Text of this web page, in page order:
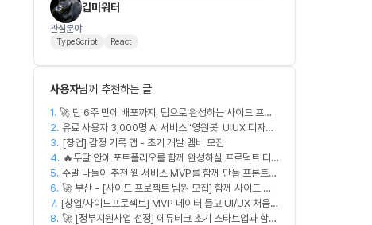
깁미워터
관심분야
TypeScript React
사용자님께 추천하는 글
1. 🚀 단 6주 만에 배포까지, 팀으로 완성하는 사이드 프로
젝트 [스위프 웹 15기] 🚀
2. 유료 사용자 3,000명 AI 서비스 '영원봇' UIUX 디자인
팀원 모집
3. [창업] 감정 기록 앱 - 초기 개발 멤버 모집
4. 🔥두달 안에 포트폴리오를 함께 완성하실 프로덕트 디
자이너를 찾습니다!🔥
5. 주말 나들이 추천 웹 서비스 MVP를 함께 만들 프론트엔
드/디자이너 모집합니다
6. 🚀 부산 - [사이드 프로젝트 팀원 모집] 함께 사이드 프
로젝트 진행할 팀원 모집합니다. 🚀
7. [창업/사이드프로젝트] MVP 데이터 들고 UI/UX 처음부
터 다시 짤 'PM 겸 프로덕트 디자이너' 구합니다
8. 🚀 [정부지원사업 선정] 에듀테크 초기 스타트업과 함께